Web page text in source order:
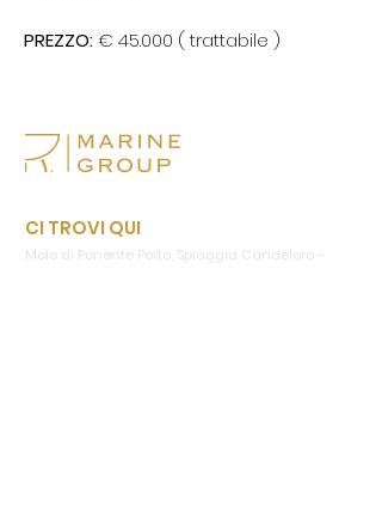
PREZZO:€ 45.000 ( trattabile )
CI TROVI QUI
Molo di Ponente Porto, Spiaggia Candeloro –